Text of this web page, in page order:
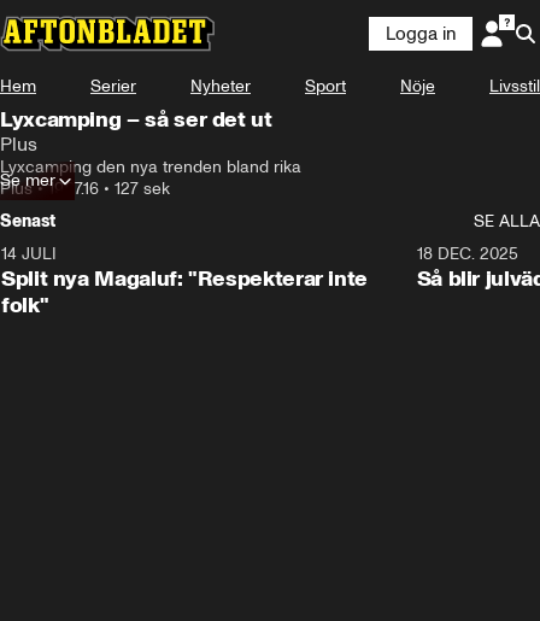
Logga in
Hem Serier Nyheter Sport Nöje Livsstil
Lyxcamping – så ser det ut
Plus
Lyxcamping den nya trenden bland rika
Plus•19.07.16 • 127 sek
Se mer
Senast
SE ALLA
14 JULI
Split nya Magaluf: "Respekterar inte
folk"
18 DEC. 2025
Så blir